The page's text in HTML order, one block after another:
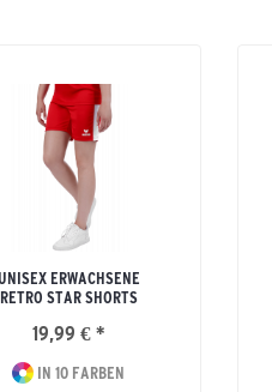
ERWACHSENE
RETRO STAR SHORTS
19,99 € *
IN 10 FARBEN